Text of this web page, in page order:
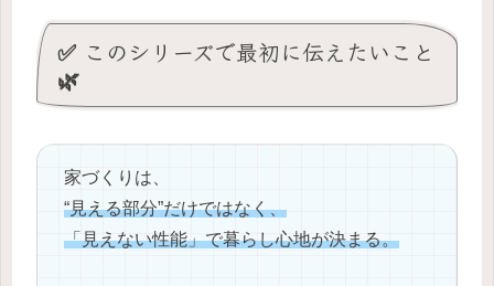
✅ このシリーズで最初に伝えたいこと
🌿
家づくりは、
“見える部分”だけではなく、
「見えない性能」で暮らし心地が決まる。